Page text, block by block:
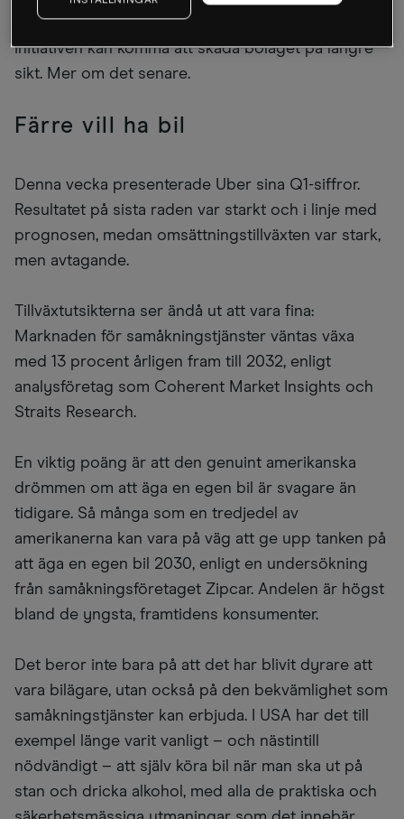
omfattande kostnadsbesparingar, men vissa av
initiativen kan komma att skada bolaget på längre
sikt. Mer om det senare.
Färre vill ha bil
Denna vecka presenterade Uber sina Q1-siffror.
Resultatet på sista raden var starkt och i linje med
prognosen, medan omsättningstillväxten var stark,
men avtagande.
Tillväxtutsikterna ser ändå ut att vara fina:
Marknaden för samåkningstjänster väntas växa
med 13 procent årligen fram till 2032, enligt
analysföretag som Coherent Market Insights och
Straits Research.
En viktig poäng är att den genuint amerikanska
drömmen om att äga en egen bil är svagare än
tidigare. Så många som en tredjedel av
amerikanerna kan vara på väg att ge upp tanken på
att äga en egen bil 2030, enligt en undersökning
från samåkningsföretaget Zipcar. Andelen är högst
bland de yngsta, framtidens konsumenter.
Det beror inte bara på att det har blivit dyrare att
vara bilägare, utan också på den bekvämlighet som
samåkningstjänster kan erbjuda. I USA har det till
exempel länge varit vanligt – och nästintill
nödvändigt – att själv köra bil när man ska ut på
stan och dricka alkohol, med alla de praktiska och